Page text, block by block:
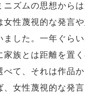
ニズムの思想から
女性蔑視的な発言
ました。一年ぐら
家族とは距離を置
べて、それは作品
、女性蔑視的な発